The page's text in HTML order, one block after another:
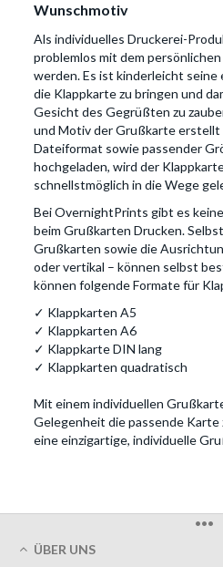
Wunschmotiv
Als individuelles Druckerei-
problemlos mit dem
werden. Es ist kinderleicht
die Klappkarte zu bringen und
Gesicht des Gegrüßten zu
und Motiv der Grußkarte erstellt
Dateiformat sowie passender
hochgeladen, wird der
schnellstmöglich in die Wege
Bei OvernightPrints gibt es
beim Grußkarten Drucken.
Grußkarten sowie die
oder vertikal – können selbst
können folgende Formate für
✓ Klappkarten A5
✓ Klappkarten A6
✓ Klappkarte DIN lang
✓ Klappkarten quadratisch
Mit einem individuellen
Gelegenheit die passende Karte
eine einzigartige, individuelle
•••
ÜBER UNS